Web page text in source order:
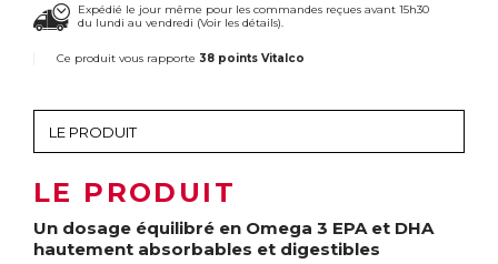
Expédié le jour même pour les commandes reçues avant 15h30
du lundi au vendredi (Voir les détails).
Ce produit vous rapporte 38 points Vitalco
LE PRODUIT
Un dosage équilibré en Omega 3 EPA et DHA
hautement absorbables et digestibles